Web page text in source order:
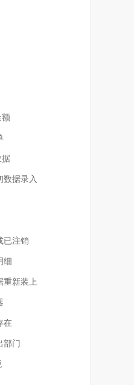
据
数据录入
已注销
细
重新装上
在
部门